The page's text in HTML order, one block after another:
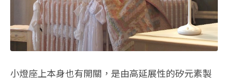
小燈座上本身也有開關，是由高延展性的矽元素製